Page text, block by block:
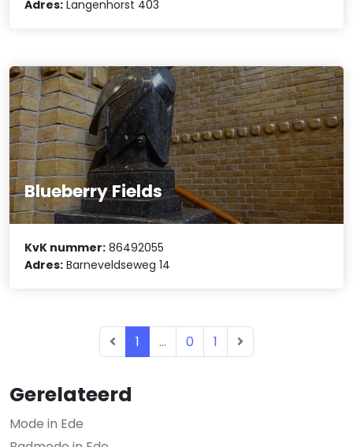
Gerelateerd
Mode in Ede
Adres: Langenhorst 403
Blueberry Fields
KvK nummer: 86492055
Adres: Barneveldseweg 14
1 ... 0 1